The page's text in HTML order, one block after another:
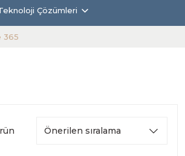
Çözümleri
365